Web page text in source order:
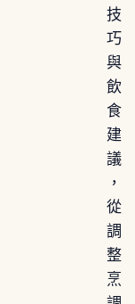
技
巧
與
飲
食
建
議
，
從
調
整
烹